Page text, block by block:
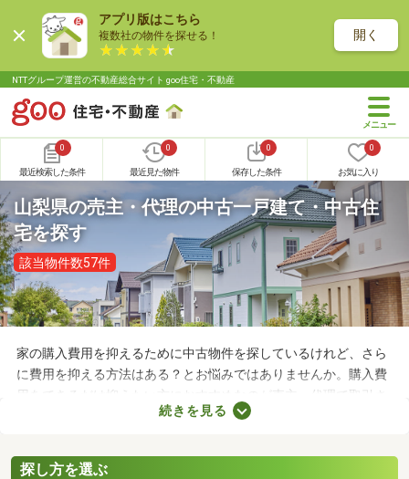
アプリ版はこちら
複数社の物件を探せる！ 開く
NTTグループ運営の不動産総合サイト goo住宅・不動産
0
最近検索した条件
0
最近見た物件
0
保存した条件
0
お気に入り
山梨県の売主・代理の中古一戸建て・中古住
宅を探す
該当物件数57件
家の購入費用を抑えるために中古物件を探しているけれど、さら
に費用を抑える方法はある？とお悩みではありませんか。購入費
用をできるだけ抑えたい方におすすめなのが売主・代理で取引さ
れる物件です。不動産会社への仲介手数料が発生しないので、購
古の一戸建て物件を紹介します。
続きを見る
探し方を選ぶ